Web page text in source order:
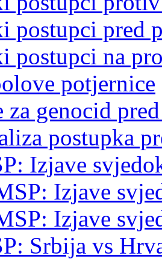
postupci pred
postupci na
potjernice
za genocid
postupka
Izjave
Izjave
Izjave
Srbija vs